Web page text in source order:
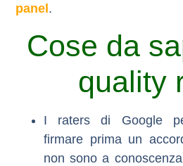
panel.
Cose da
quality
I raters di Google
firmare prima un
non sono a